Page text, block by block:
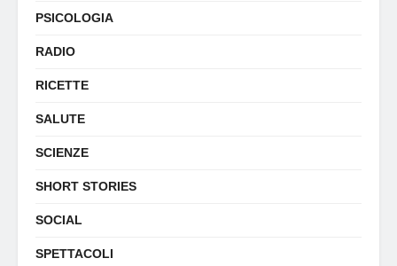
PSICOLOGIA
RADIO
RICETTE
SALUTE
SCIENZE
SHORT STORIES
SOCIAL
SPETTACOLI